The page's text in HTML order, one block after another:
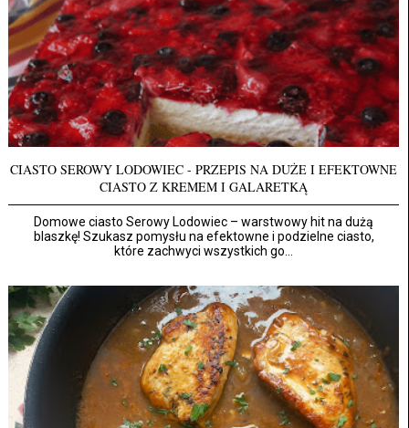
CIASTO SEROWY LODOWIEC - PRZEPIS NA DUŻE I EFEKTOWNE
CIASTO Z KREMEM I GALARETKĄ
Domowe ciasto Serowy Lodowiec – warstwowy hit na dużą
blaszkę! Szukasz pomysłu na efektowne i podzielne ciasto,
które zachwyci wszystkich go...